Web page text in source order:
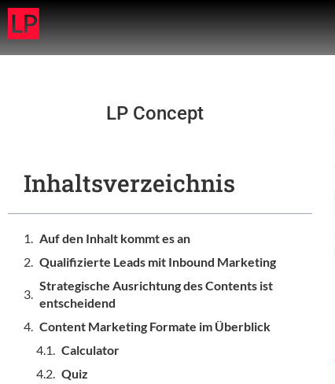
LP Concept
Inhaltsverzeichnis
Auf den Inhalt kommt es an
Qualifizierte Leads mit Inbound Marketing
Strategische Ausrichtung des Contents ist
entscheidend
Content Marketing Formate im Überblick
Calculator
Quiz